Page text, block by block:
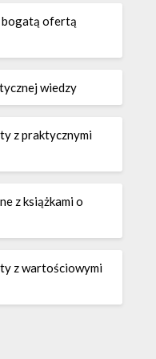
ofertą
wiedzy
z praktycznymi
z książkami o
z wartościowymi